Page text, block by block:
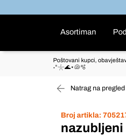
Asortiman
Poštovani kupci,
˖°𓇼🌊⋆🐚🫧
Natrag na pregled
Broj artikla:
nazubljeni